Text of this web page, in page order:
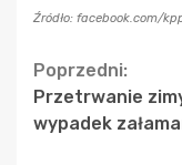
Źródło: facebook.com/
Continue
Reading
Poprzedni:
Przetrwanie
wypadek